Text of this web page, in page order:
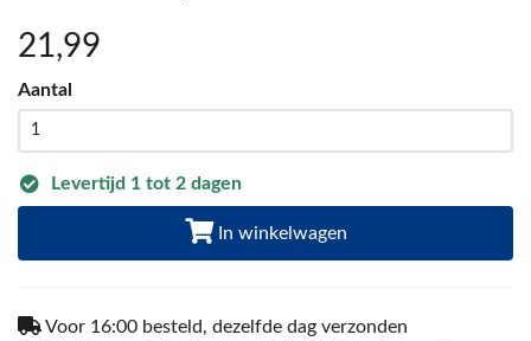
21 ,99
Aantal
Levertijd 1 tot 2 dagen
In winkelwagen
Voor 16:00 besteld, dezelfde dag verzonden